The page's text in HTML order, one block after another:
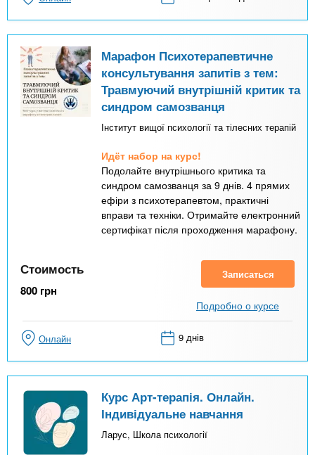
Марафон Психотерапевтичне
консультування запитів з тем:
Травмуючий внутрішній критик та
синдром самозванця
Інститут вищої психології та тілесних терапій
Идёт набор на курс!
Подолайте внутрішнього критика та
синдром самозванця за 9 днів. 4 прямих
ефіри з психотерапевтом, практичні
вправи та техніки. Отримайте електронний
сертифікат після проходження марафону.
Стоимость
800 грн
Записаться
Подробно о курсе
Онлайн 9 днів
Курс Арт-терапія. Онлайн.
Індивідуальне навчання
Ларус, Школа психології